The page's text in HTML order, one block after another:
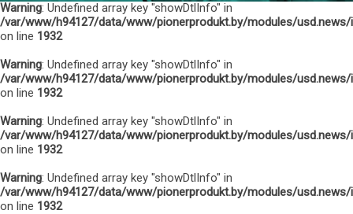
Warning: Undefined array key "showDtlInfo" in
/var/www/h94127/data/www/pionerprodukt.by/modules/usd.news/
on line 1932
Warning: Undefined array key "showDtlInfo" in
/var/www/h94127/data/www/pionerprodukt.by/modules/usd.news/
on line 1932
Warning: Undefined array key "showDtlInfo" in
/var/www/h94127/data/www/pionerprodukt.by/modules/usd.news/
on line 1932
Warning: Undefined array key "showDtlInfo" in
/var/www/h94127/data/www/pionerprodukt.by/modules/usd.news/
on line 1932